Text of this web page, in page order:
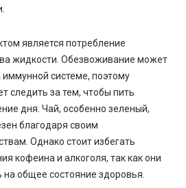
является потребление
жидкости. Обезвоживание может
иммунной системе, поэтому
следить за тем, чтобы пить
дня. Чай, особенно зеленый,
благодаря своим
Однако стоит избегать
кофеина и алкоголя, так как они
на общее состояние здоровья.